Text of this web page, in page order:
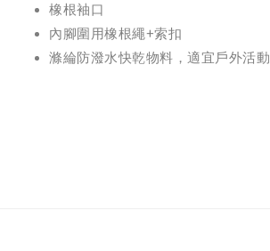
橡根袖口
內腳圍用橡根繩+索扣
滌綸防潑水快乾物料，適宜戶外活動